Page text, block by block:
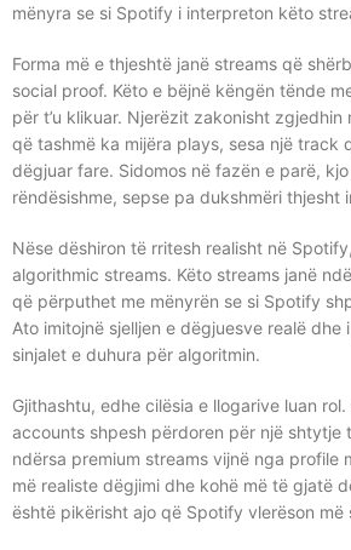
mënyra se si Spotify i interpreton këto
Forma më e thjeshtë janë streams që
social proof. Këto e bëjnë këngën tënde
për t’u klikuar. Njerëzit zakonisht
që tashmë ka mijëra plays, sesa një track
dëgjuar fare. Sidomos në fazën e parë,
rëndësishme, sepse pa dukshmëri thjesht
Nëse dëshiron të rritesh realisht në
algorithmic streams. Këto streams janë
që përputhet me mënyrën se si Spotify
Ato imitojnë sjelljen e dëgjuesve realë dhe
sinjalet e duhura për algoritmin.
Gjithashtu, edhe cilësia e llogarive luan
accounts shpesh përdoren për një shtytje
ndërsa premium streams vijnë nga profile
më realiste dëgjimi dhe kohë më të gjatë
është pikërisht ajo që Spotify vlerëson më